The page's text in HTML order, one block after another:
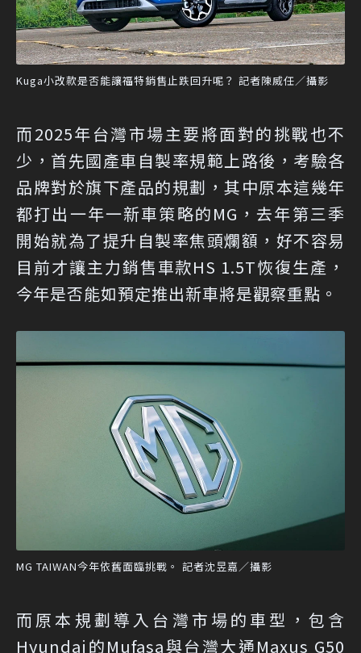
Kuga小改款是否能讓福特銷售止跌回升呢？ 記者陳威任／攝影
而2025年台灣市場主要將面對的挑戰也不
少，首先國產車自製率規範上路後，考驗各
品牌對於旗下產品的規劃，其中原本這幾年
都打出一年一新車策略的MG，去年第三季
開始就為了提升自製率焦頭爛額，好不容易
目前才讓主力銷售車款HS 1.5T恢復生產，
今年是否能如預定推出新車將是觀察重點。
MG TAIWAN今年依舊面臨挑戰。 記者沈昱嘉／攝影
而原本規劃導入台灣市場的車型，包含
Hyundai的Mufasa與台灣大通Maxus G50